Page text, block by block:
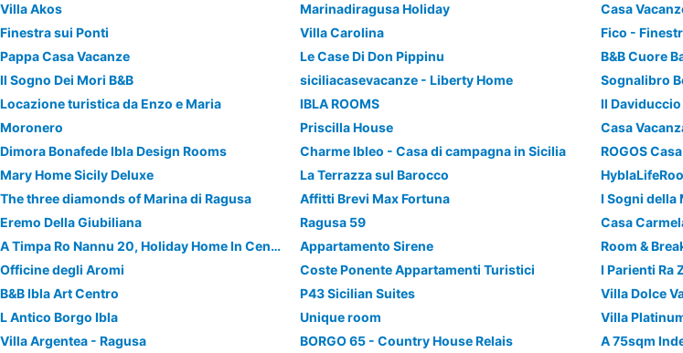
Villa Akos
Marinadiragusa Holiday
Finestra sui Ponti
Villa Carolina
Fico -
Pappa Casa Vacanze
Le Case Di Don Pippinu
B&B Cuore
Il Sogno Dei Mori B&B
siciliacasevacanze - Liberty Home
Sognalibro
Locazione turistica da Enzo e Maria
IBLA ROOMS
Il
Moronero
Priscilla House
Casa
Dimora Bonafede Ibla Design Rooms
Charme Ibleo - Casa di campagna in Sicilia
ROGOS
Mary Home Sicily Deluxe
La Terrazza sul Barocco
The three diamonds of Marina di Ragusa
Affitti Brevi Max Fortuna
I Sogni della
Eremo Della Giubiliana
Ragusa 59
Casa
A Timpa Ro Nannu 20, Holiday Home In Center Ragusa Ibla
Appartamento Sirene
Room &
Officine degli Aromi
Coste Ponente Appartamenti Turistici
I Parienti Ra
B&B Ibla Art Centro
P43 Sicilian Suites
Villa Dolce
L Antico Borgo Ibla
Unique room
Villa
Villa Argentea - Ragusa
BORGO 65 - Country House Relais